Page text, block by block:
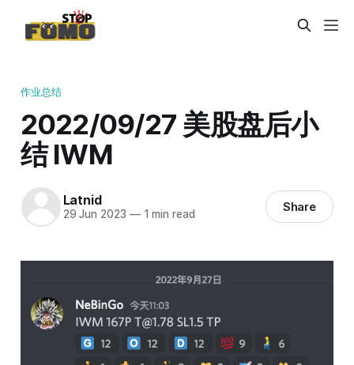
作业总结
2022/09/27 美股盘后小
结 IWM
Latnid
29 Jun 2023 —1 min read Share